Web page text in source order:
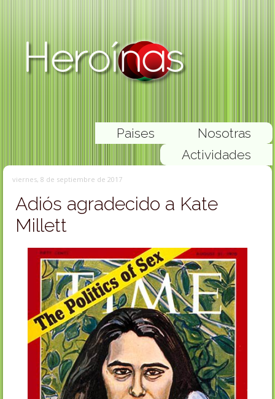
Nosotras
Paises
Actividades
viernes, 8 de septiembre de 2017
Adiós agradecido a Kate
Millett